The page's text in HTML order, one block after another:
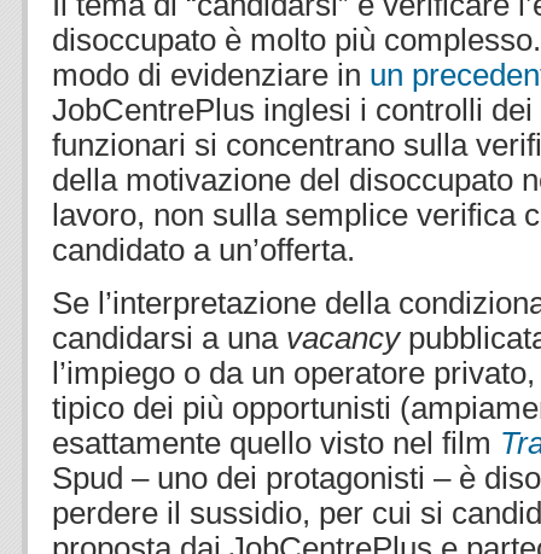
disoccupato è molto più
modo di evidenziare in un
JobCentrePlus inglesi i controlli
funzionari si concentrano sulla
della motivazione del disoccupato
lavoro, non sulla semplice verifica
candidato a un’offerta.
Se l’interpretazione della
candidarsi a una vacancy
l’impiego o da un operatore
tipico dei più opportunisti
esattamente quello visto nel film
Spud – uno dei protagonisti – è
perdere il sussidio, per cui si